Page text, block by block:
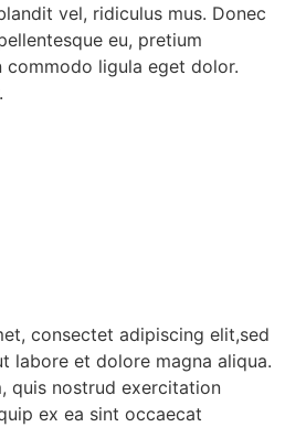
vel, ridiculus mus. Donec
eu, pretium
commodo ligula eget dolor.
consectet adipiscing elit,sed
labore et dolore magna aliqua.
quis nostrud exercitation
ex ea sint occaecat